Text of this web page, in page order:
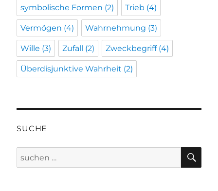
symbolische Formen (2) Trieb (4)
Vermögen (4) Wahrnehmung (3)
Wille (3) Zufall (2) Zweckbegriff(4)
Überdisjunktive Wahrheit (2)
SUCHE
Suche
nach: